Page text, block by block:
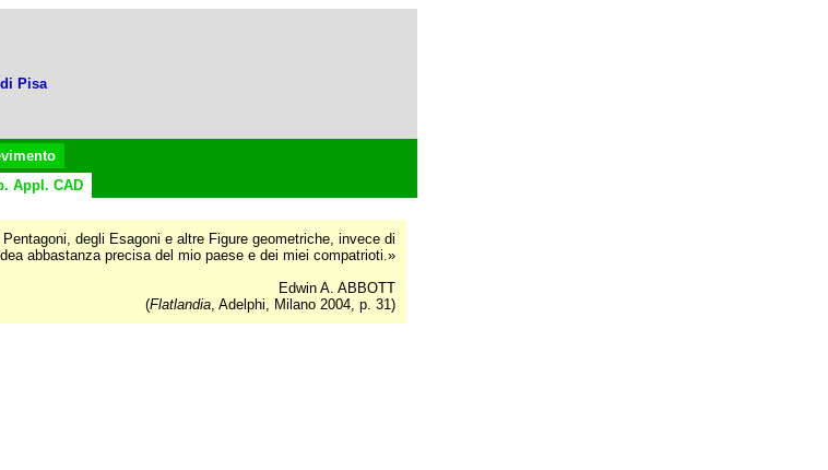
Pisa
Appl. CAD
degli Esagoni e altre Figure geometriche, invece di
abbastanza precisa del mio paese e dei miei compatrioti.»
Edwin A. ABBOTT
(Flatlandia, Adelphi, Milano 2004, p. 31)